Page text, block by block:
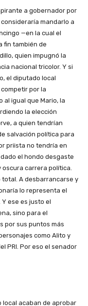
a gobernador por
consideraría mandarlo a
—en la cual el
fin también de
quien impugnó la
nacional tricolor. Y si
el diputado local
por la
al igual que Mario, la
la elección
a quien tendrían
salvación política para
priista no tendría en
el hondo desgaste
carrera política.
total. A desbarrancarse y
lo representa el
ese es justo el
sino para el
por sus puntos más
como Alito y
PRI. Por eso el senador
local acaban de aprobar